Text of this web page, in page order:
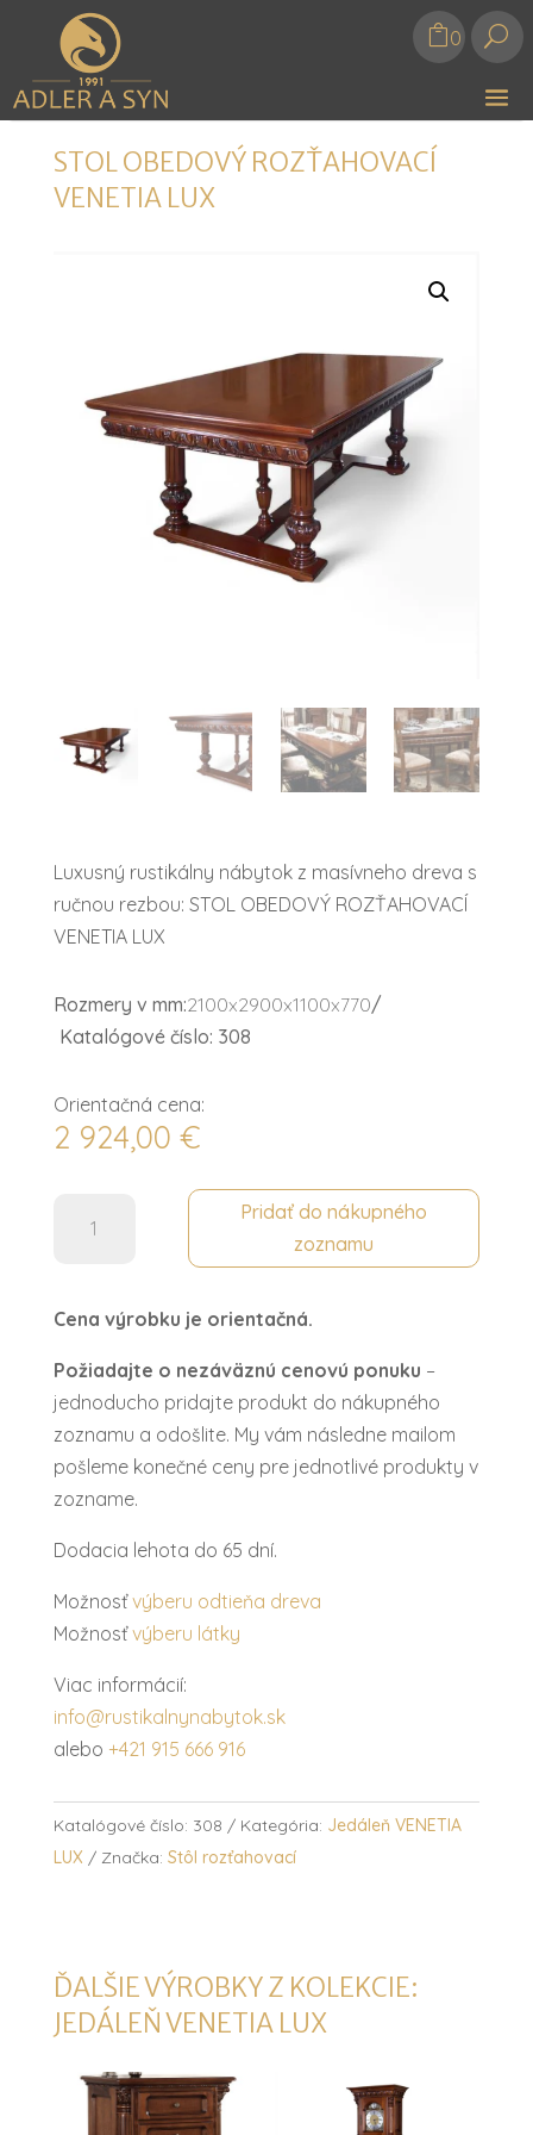
0 U
STOL OBEDOVÝ ROZŤAHOVACÍ
VENETIA LUX
Luxusný rustikálny nábytok z masívneho dreva s
ručnou rezbou: STOL OBEDOVÝ ROZŤAHOVACÍ
VENETIA LUX
Rozmery v mm:2100x2900x1100x770/
Katalógové číslo: 308
Orientačná cena:
2 924,00 €
STOL
VENETIA
LUX
Pridať do nákupného
zoznamu
Cena výrobku je orientačná.
Požiadajte o nezáväznú cenovú ponuku –
jednoducho pridajte produkt do nákupného
zoznamu a odošlite. My vám následne mailom
pošleme konečné ceny pre jednotlivé produkty v
zozname.
Dodacia lehota do 65 dní.
Možnosťvýberu odtieňa dreva
Možnosťvýberu látky
Viac informácií:
info@rustikalnynabytok.sk
alebo +421 915 666 916
Katalógové číslo: 308 Kategória: Jedáleň VENETIA
LUX
Značka: Stôl rozťahovací
ĎALŠIE VÝROBKY Z KOLEKCIE:
JEDÁLEŇ VENETIA LUX